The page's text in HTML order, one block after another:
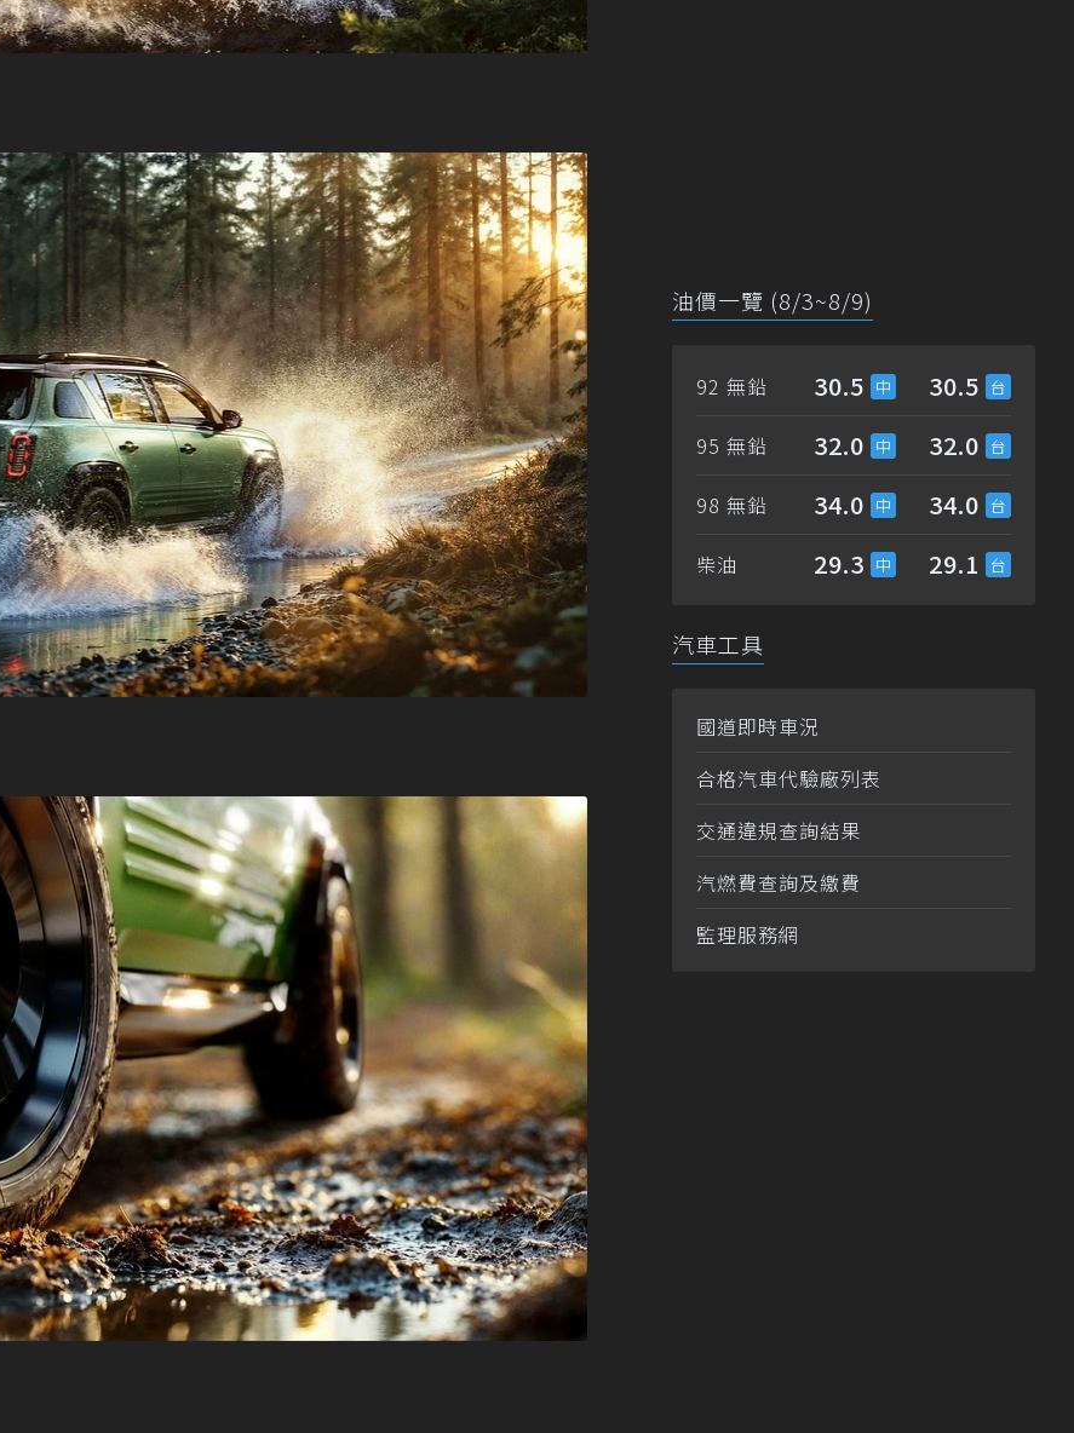
油價一覽 (8/3~8/9)
92 無鉛 30.5 30.5
95 無鉛 32.0 32.0
98 無鉛 34.0 34.0
柴油 29.3 29.1
汽車工具
國道即時車況
合格汽車代驗廠列表
交通違規查詢結果
汽燃費查詢及繳費
監理服務網